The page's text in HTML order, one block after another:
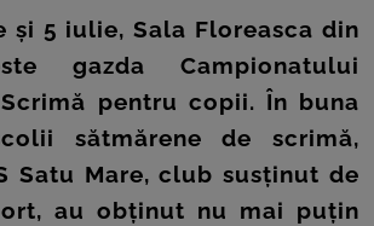
și 5 iulie, Sala Floreasca din
gazda Campionatului
pentru copii. În buna
sătmărene de scrimă,
Satu Mare, club susținut de
au obținut nu mai puțin